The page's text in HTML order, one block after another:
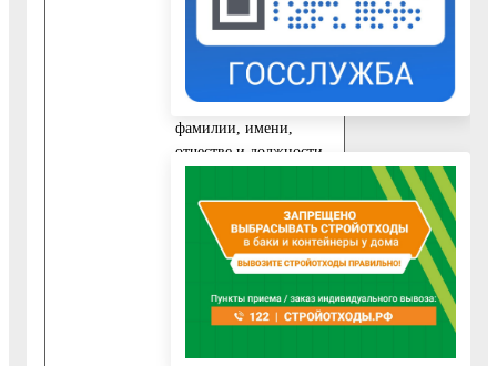
вопросам. Ответ на
телефонный звонок
должен начинаться с
информации о
наименовании отдела,
фамилии, имени,
отчестве и должности
принявшего
телефонный звонок.
2. При невозможности
принявшего звонок,
самостоятельно